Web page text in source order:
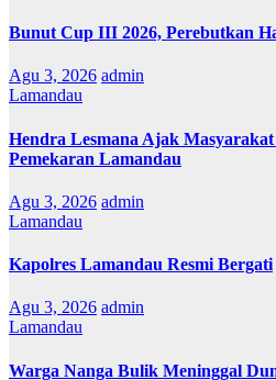
Bunut Cup III 2026, Perebutkan
Agu 3, 2026 admin
Lamandau
Hendra Lesmana Ajak Masyarakat
Pemekaran Lamandau
Agu 3, 2026 admin
Lamandau
Kapolres Lamandau Resmi Bergati
Agu 3, 2026 admin
Lamandau
Warga Nanga Bulik Meninggal